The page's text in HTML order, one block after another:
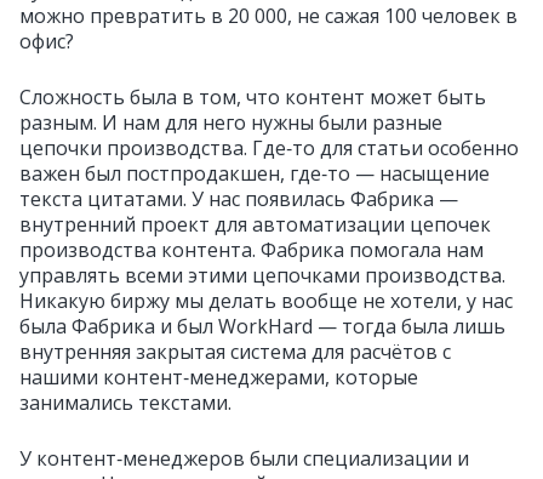
можно превратить в 20 000, не сажая 100 человек в
офис?
Сложность была в том, что контент может быть
разным. И нам для него нужны были разные
цепочки производства. Где‑то для статьи особенно
важен был постпродакшен, где‑то — насыщение
текста цитатами. У нас появилась Фабрика —
внутренний проект для автоматизации цепочек
производства контента. Фабрика помогала нам
управлять всеми этими цепочками производства.
Никакую биржу мы делать вообще не хотели, у нас
была Фабрика и был WorkHard — тогда была лишь
внутренняя закрытая система для расчётов с
нашими контент‑менеджерами, которые
занимались текстами.
У контент‑менеджеров были специализации и